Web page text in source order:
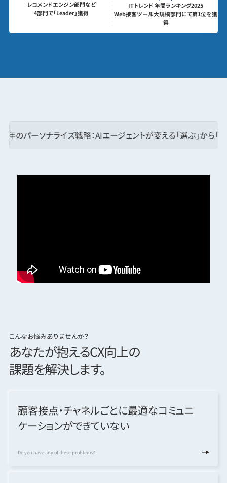
レコメンドエンジン部門など
4部門で「Leader」獲得
ITトレンド 年間ランキング2025
Web接客ツール大規模部門にて第1位を獲
得
ライズ戦略：AIエージェントが変える「選ぶ」から「創る」体験
顧客接点・チャネルごとに最適なコミュニ
ケーションができていない
Do you have any of these problems?
こんなお悩みありませんか？
あなたが抱えるCX向上の
課題を解決します。